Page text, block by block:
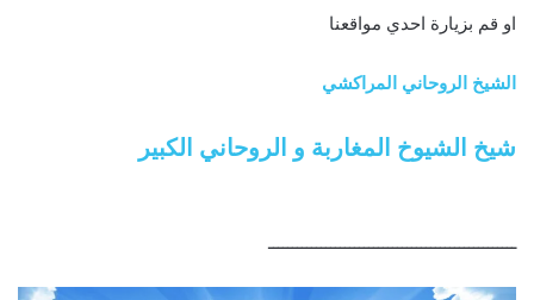
او قم بزيارة احدي مواقعنا
الشيخ الروحاني المراكشي
شيخ الشيوخ المغاربة و الروحاني الكبير
ــــــــــــــــــــــــــــــــــــــــــــــــــــ